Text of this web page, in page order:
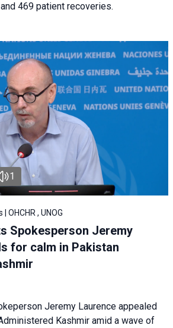
469 patient recoveries.
1
OHCHR , UNOG
Spokesperson Jeremy
for calm in Pakistan
Jeremy Laurence appealed
Kashmir amid a wave of